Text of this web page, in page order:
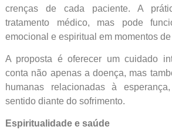
crenças de cada paciente. A
tratamento médico, mas pode
emocional e espiritual em momentos
A proposta é oferecer um cuidado
conta não apenas a doença, mas
humanas relacionadas à
sentido diante do sofrimento.
Espiritualidade e saúde